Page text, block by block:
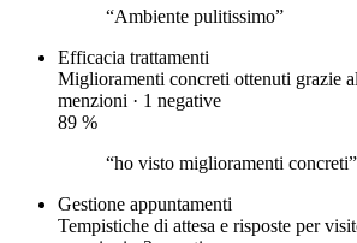
“Ambiente pulitissimo”
Efficacia trattamenti
Miglioramenti concreti ottenuti grazie
menzioni · 1 negative
89 %
“ho visto miglioramenti concreti”
Gestione appuntamenti
Tempistiche di attesa e risposte per